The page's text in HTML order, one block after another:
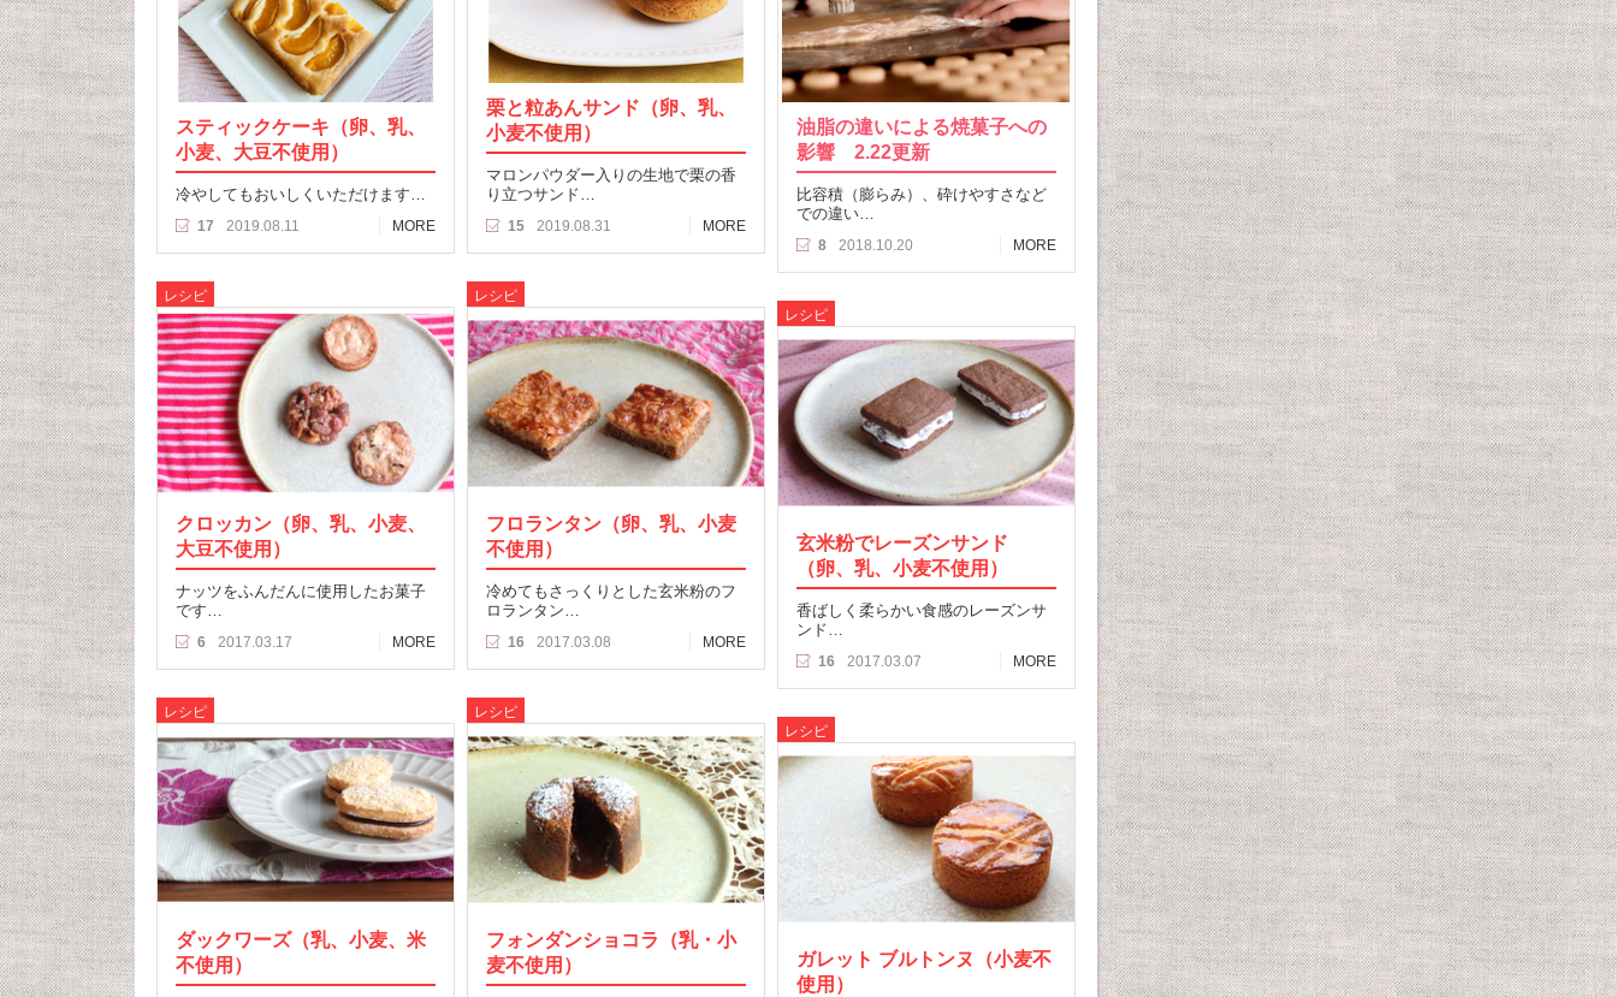
栗と粒あんサンド（卵、乳、
小麦不使用）
マロンパウダー入りの生地で栗の香
り立つサンド…
15 2019.08.31 MORE
スティックケーキ（卵、乳、
小麦、大豆不使用）
冷やしてもおいしくいただけます…
17 2019.08.11 MORE
油脂の違いによる焼菓子への
影響 2.22更新
比容積（膨らみ）、砕けやすさなど
での違い…
8 2018.10.20 MORE
レシピ
クロッカン（卵、乳、小麦、
大豆不使用）
ナッツをふんだんに使用したお菓子
です…
6 2017.03.17 MORE
レシピ
フロランタン（卵、乳、小麦
不使用）
冷めてもさっくりとした玄米粉のフ
ロランタン…
16 2017.03.08 MORE
レシピ
玄米粉でレーズンサンド
（卵、乳、小麦不使用）
香ばしく柔らかい食感のレーズンサ
ンド…
16 2017.03.07 MORE
レシピ
ダックワーズ（乳、小麦、米
不使用）
レシピ
フォンダンショコラ（乳・小
麦不使用）
レシピ
ガレット ブルトンヌ（小麦不
使用）